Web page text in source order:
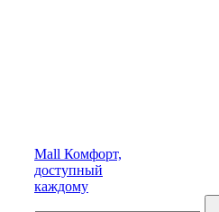
Mall Комфорт,
доступный
каждому